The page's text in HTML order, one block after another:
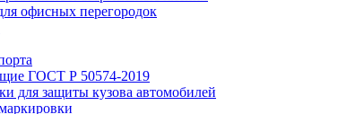
офисных перегородок
ГОСТ Р 50574-2019
для защиты кузова автомобилей